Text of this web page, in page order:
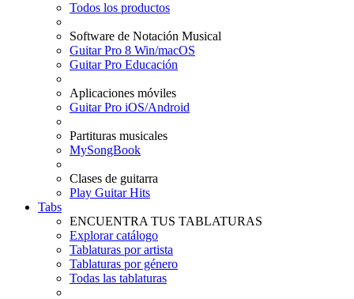
Todos los productos
Software de Notación Musical
Guitar Pro 8 Win/macOS
Guitar Pro Educación
Aplicaciones móviles
Guitar Pro iOS/Android
Partituras musicales
MySongBook
Clases de guitarra
Play Guitar Hits
Tabs
ENCUENTRA TUS TABLATURAS
Explorar catálogo
Tablaturas por artista
Tablaturas por género
Todas las tablaturas